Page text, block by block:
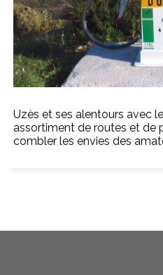
Uzès et ses alentours avec
assortiment de routes et de
combler les envies des